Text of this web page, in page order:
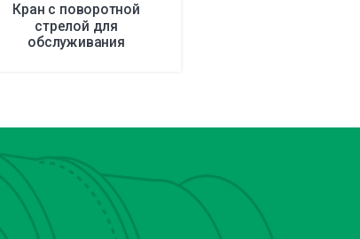
Кран с поворотной
стрелой для
обслуживания